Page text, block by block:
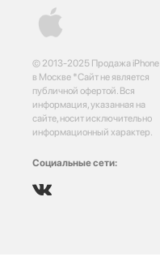
© 2013-2025 Продажа iPhone
в Москве *Сайт не является
публичной офертой. Вся
информация, указанная на
сайте, носит исключительно
информационный характер.
Социальные сети: